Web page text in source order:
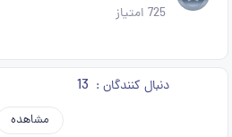
725 امتیاز
دنبال کنندگان : 13
مشاهده